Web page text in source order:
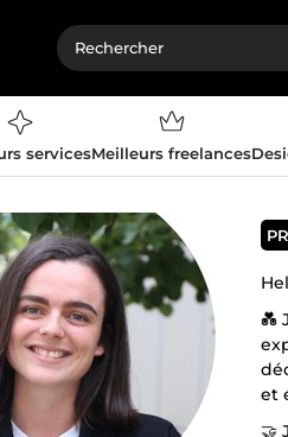
servicesMeilleurs freelances
💑
et
🤝